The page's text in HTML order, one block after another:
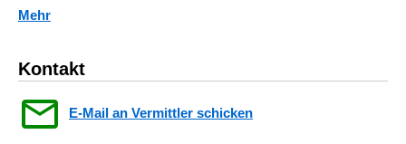
Mehr
Kontakt
E-Mail an Vermittler schicken